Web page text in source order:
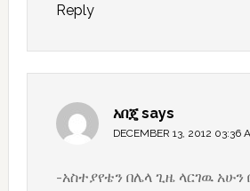
Reply
አበጄ says
DECEMBER 13, 2012 03:36
-አስተያየቴን በሌላ ጊዜ ላርገዉ